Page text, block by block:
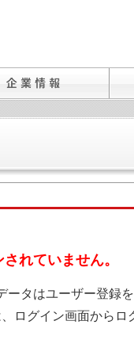
れていません。
タはユーザー登録
ログイン画面からロ